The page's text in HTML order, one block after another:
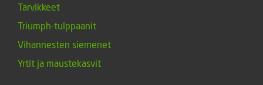
Tarvikkeet
Triumph-tulppaanit
Vihannesten siemenet
Yrtit ja maustekasvit